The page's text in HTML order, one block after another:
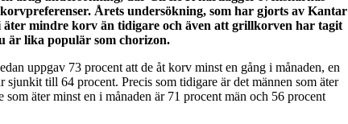
Årets undersökning, som har gjorts av Kantar
äter mindre korv än tidigare och även att grillkorven har tagit
är lika populär som chorizon.
uppgav 73 procent att de åt korv minst en gång i månaden, en
sjunkit till 64 procent. Precis som tidigare är det männen som äter
som äter minst en i månaden är 71 procent män och 56 procent